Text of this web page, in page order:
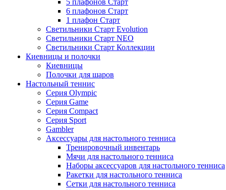
5 плафонов Старт
6 плафонов Старт
1 плафон Старт
Светильники Старт Evolution
Светильники Старт NEO
Светильники Старт Коллекции
Киевницы и полочки
Киевницы
Полочки для шаров
Настольный теннис
Серия Olympic
Серия Game
Серия Compact
Серия Sport
Gambler
Аксессуары для настольного тенниса
Тренировочный инвентарь
Мячи для настольного тенниса
Наборы аксессуаров для настольного тенниса
Ракетки для настольного тенниса
Сетки для настольного тенниса